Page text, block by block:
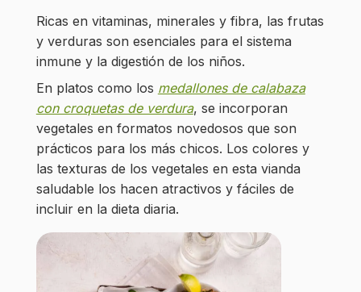
Ricas en vitaminas, minerales y fibra, las frutas
y verduras son esenciales para el sistema
inmune y la digestión de los niños.
En platos como los medallones de calabaza
con croquetas de verdura, se incorporan
vegetales en formatos novedosos que son
prácticos para los más chicos. Los colores y
las texturas de los vegetales en esta vianda
saludable los hacen atractivos y fáciles de
incluir en la dieta diaria.